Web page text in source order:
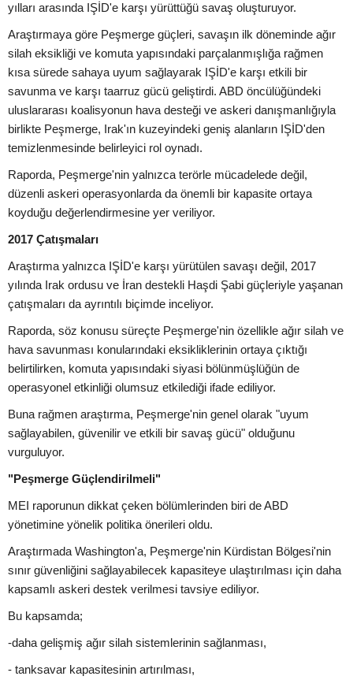
yılları arasında IŞİD'e karşı yürüttüğü savaş oluşturuyor.
Araştırmaya göre Peşmerge güçleri, savaşın ilk döneminde ağır
silah eksikliği ve komuta yapısındaki parçalanmışlığa rağmen
kısa sürede sahaya uyum sağlayarak IŞİD'e karşı etkili bir
savunma ve karşı taarruz gücü geliştirdi. ABD öncülüğündeki
uluslararası koalisyonun hava desteği ve askeri danışmanlığıyla
birlikte Peşmerge, Irak'ın kuzeyindeki geniş alanların IŞİD'den
temizlenmesinde belirleyici rol oynadı.
Raporda, Peşmerge'nin yalnızca terörle mücadelede değil,
düzenli askeri operasyonlarda da önemli bir kapasite ortaya
koyduğu değerlendirmesine yer veriliyor.
2017 Çatışmaları
Araştırma yalnızca IŞİD'e karşı yürütülen savaşı değil, 2017
yılında Irak ordusu ve İran destekli Haşdi Şabi güçleriyle yaşanan
çatışmaları da ayrıntılı biçimde inceliyor.
Raporda, söz konusu süreçte Peşmerge'nin özellikle ağır silah ve
hava savunması konularındaki eksikliklerinin ortaya çıktığı
belirtilirken, komuta yapısındaki siyasi bölünmüşlüğün de
operasyonel etkinliği olumsuz etkilediği ifade ediliyor.
Buna rağmen araştırma, Peşmerge'nin genel olarak "uyum
sağlayabilen, güvenilir ve etkili bir savaş gücü" olduğunu
vurguluyor.
"Peşmerge Güçlendirilmeli"
MEI raporunun dikkat çeken bölümlerinden biri de ABD
yönetimine yönelik politika önerileri oldu.
Araştırmada Washington'a, Peşmerge'nin Kürdistan Bölgesi'nin
sınır güvenliğini sağlayabilecek kapasiteye ulaştırılması için daha
kapsamlı askeri destek verilmesi tavsiye ediliyor.
Bu kapsamda;
-daha gelişmiş ağır silah sistemlerinin sağlanması,
- tanksavar kapasitesinin artırılması,